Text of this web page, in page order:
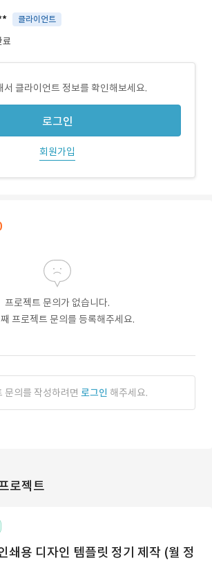
클라이언트
료
서 클라이언트 정보를 확인해보세요.
로그인
회원가입
프로젝트 문의가 없습니다.
프로젝트 문의를 등록해주세요.
문의를 작성하려면 로그인 해주세요.
로젝트
쇄용 디자인 템플릿 정기 제작 (월 정